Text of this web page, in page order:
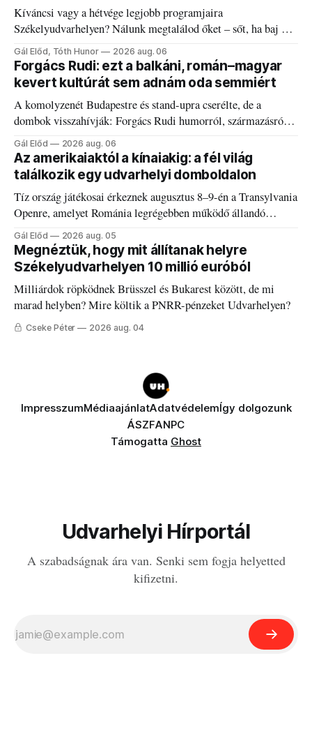
Kíváncsi vagy a hétvége legjobb programjaira
Székelyudvarhelyen? Nálunk megtalálod őket – sőt, ha baj van
a fogaddal, a fogorvosi ügyeletet is!
Gál Előd, Tóth Hunor 2026 aug. 06
Forgács Rudi: ezt a balkáni, román–magyar
kevert kultúrát sem adnám oda semmiért
A komolyzenét Budapestre és stand-upra cserélte, de a
dombok visszahívják: Forgács Rudi humorról, származásról
és határokról.
Gál Előd 2026 aug. 06
Az amerikaiaktól a kínaiakig: a fél világ
találkozik egy udvarhelyi domboldalon
Tíz ország játékosai érkeznek augusztus 8–9-én a Transylvania
Openre, amelyet Románia legrégebben működő állandó
discgolfpályáján rendeznek meg.
Gál Előd 2026 aug. 05
Megnéztük, hogy mit állítanak helyre
Székelyudvarhelyen 10 millió euróból
Milliárdok röpködnek Brüsszel és Bukarest között, de mi
marad helyben? Mire költik a PNRR-pénzeket Udvarhelyen?
Cseke Péter 2026 aug. 04
ImpresszumMédiaajánlatAdatvédelemÍgy dolgozunk
ÁSZFANPC
Támogatta Ghost
Udvarhelyi Hírportál
A szabadságnak ára van. Senki sem fogja helyetted
kifizetni.